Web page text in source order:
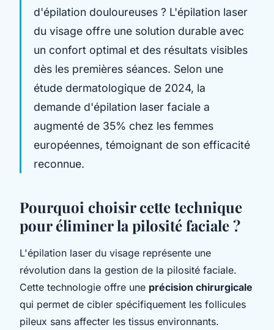
d'épilation douloureuses ? L'épilation laser
du visage offre une solution durable avec
un confort optimal et des résultats visibles
dès les premières séances. Selon une
étude dermatologique de 2024, la
demande d'épilation laser faciale a
augmenté de 35% chez les femmes
européennes, témoignant de son efficacité
reconnue.
Pourquoi choisir cette technique
pour éliminer la pilosité faciale ?
L'épilation laser du visage représente une
révolution dans la gestion de la pilosité faciale.
Cette technologie offre une précision chirurgicale
qui permet de cibler spécifiquement les follicules
pileux sans affecter les tissus environnants.